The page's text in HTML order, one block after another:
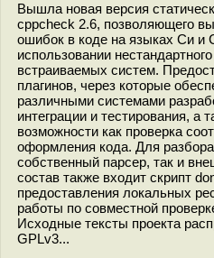
Вышла новая версия
cppcheck 2.6, позволяющего
ошибок в коде на языках Си и
использовании
встраиваемых систем.
плагинов, через которые
различными системами
интеграции и тестирования, а
возможности как проверка
оформления кода. Для
собственный парсер, так и
состав также входит скрипт
предоставления локальных
работы по совместной
Исходные тексты проекта
GPLv3...